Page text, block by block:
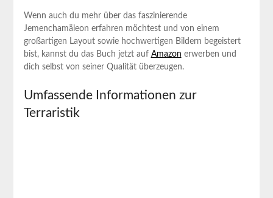
Wenn auch du mehr über das faszinierende
Jemenchamäleon erfahren möchtest und von einem
großartigen Layout sowie hochwertigen Bildern begeistert
bist, kannst du das Buch jetzt auf Amazon erwerben und
dich selbst von seiner Qualität überzeugen.
Umfassende Informationen zur
Terraristik